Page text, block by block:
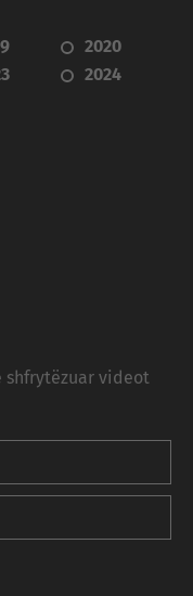
2020
2024
shfrytëzuar videot